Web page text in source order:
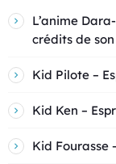
L’anime
crédits de son
Kid Pilote –
Kid Ken –
Kid Fourasse